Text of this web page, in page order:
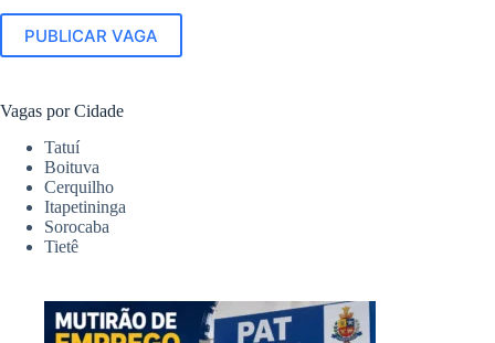
PUBLICAR VAGA
Vagas por Cidade
Tatuí
Boituva
Cerquilho
Itapetininga
Sorocaba
Tietê